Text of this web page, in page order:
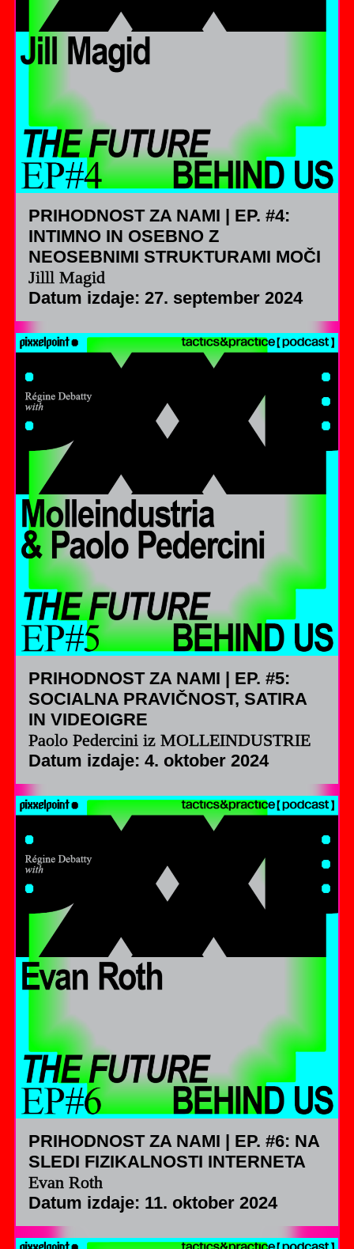
PRIHODNOST ZA NAMI | EP. #4:
INTIMNO IN OSEBNO Z
NEOSEBNIMI STRUKTURAMI MOČI
Jilll Magid
Datum izdaje: 27. september 2024
PRIHODNOST ZA NAMI | EP. #5:
SOCIALNA PRAVIČNOST, SATIRA
IN VIDEOIGRE
Paolo Pedercini iz MOLLEINDUSTRIE
Datum izdaje: 4. oktober 2024
PRIHODNOST ZA NAMI | EP. #6: NA
SLEDI FIZIKALNOSTI INTERNETA
Evan Roth
Datum izdaje: 11. oktober 2024